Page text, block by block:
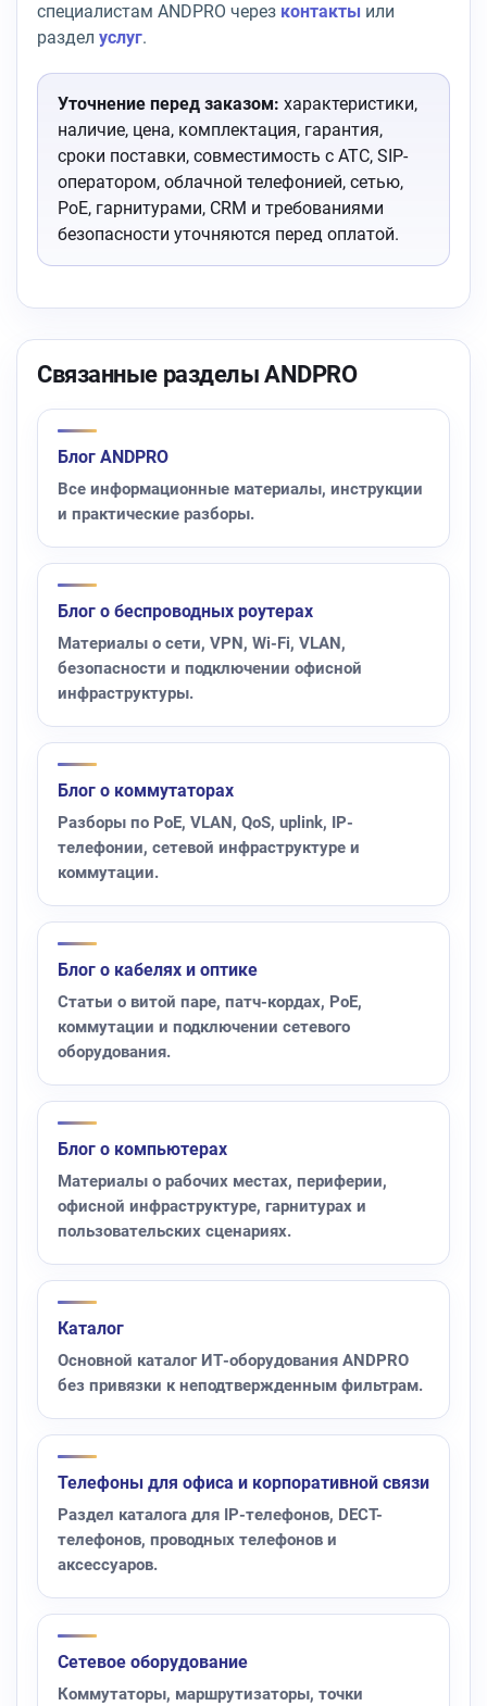
специалистам ANDPRO через контакты
раздел услуг.
Уточнение перед заказом:
наличие, цена, комплектация, гарантия,
сроки поставки, совместимость с АТС, SIP-
оператором, облачной телефонией, сетью,
PoE, гарнитурами, CRM и требованиями
безопасности уточняются перед оплатой.
Связанные разделы ANDPRO
Блог ANDPRO
Все информационные материалы, инструкции
и практические разборы.
Блог о беспроводных роутерах
Материалы о сети, VPN, Wi-Fi, VLAN,
безопасности и подключении офисной
инфраструктуры.
Блог о коммутаторах
Разборы по PoE, VLAN, QoS, uplink, IP-
телефонии, сетевой инфраструктуре и
коммутации.
Блог о кабелях и оптике
Статьи о витой паре, патч-кордах, PoE,
коммутации и подключении сетевого
оборудования.
Блог о компьютерах
Материалы о рабочих местах, периферии,
офисной инфраструктуре, гарнитурах и
пользовательских сценариях.
Каталог
Основной каталог ИТ-оборудования ANDPRO
без привязки к неподтвержденным фильтрам.
Телефоны для офиса и корпоративной связи
Раздел каталога для IP-телефонов, DECT-
телефонов, проводных телефонов и
аксессуаров.
Сетевое оборудование
Коммутаторы, маршрутизаторы, точки